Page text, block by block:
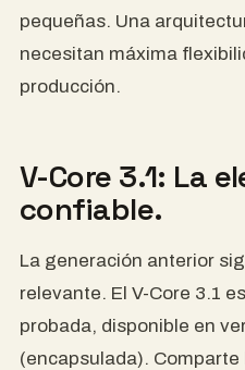
pequeñas. Una
necesitan máxima
producción.
V-Core 3.1: La
confiable.
La generación anterior
relevante. El V-Core 3.1
probada, disponible en
(encapsulada).